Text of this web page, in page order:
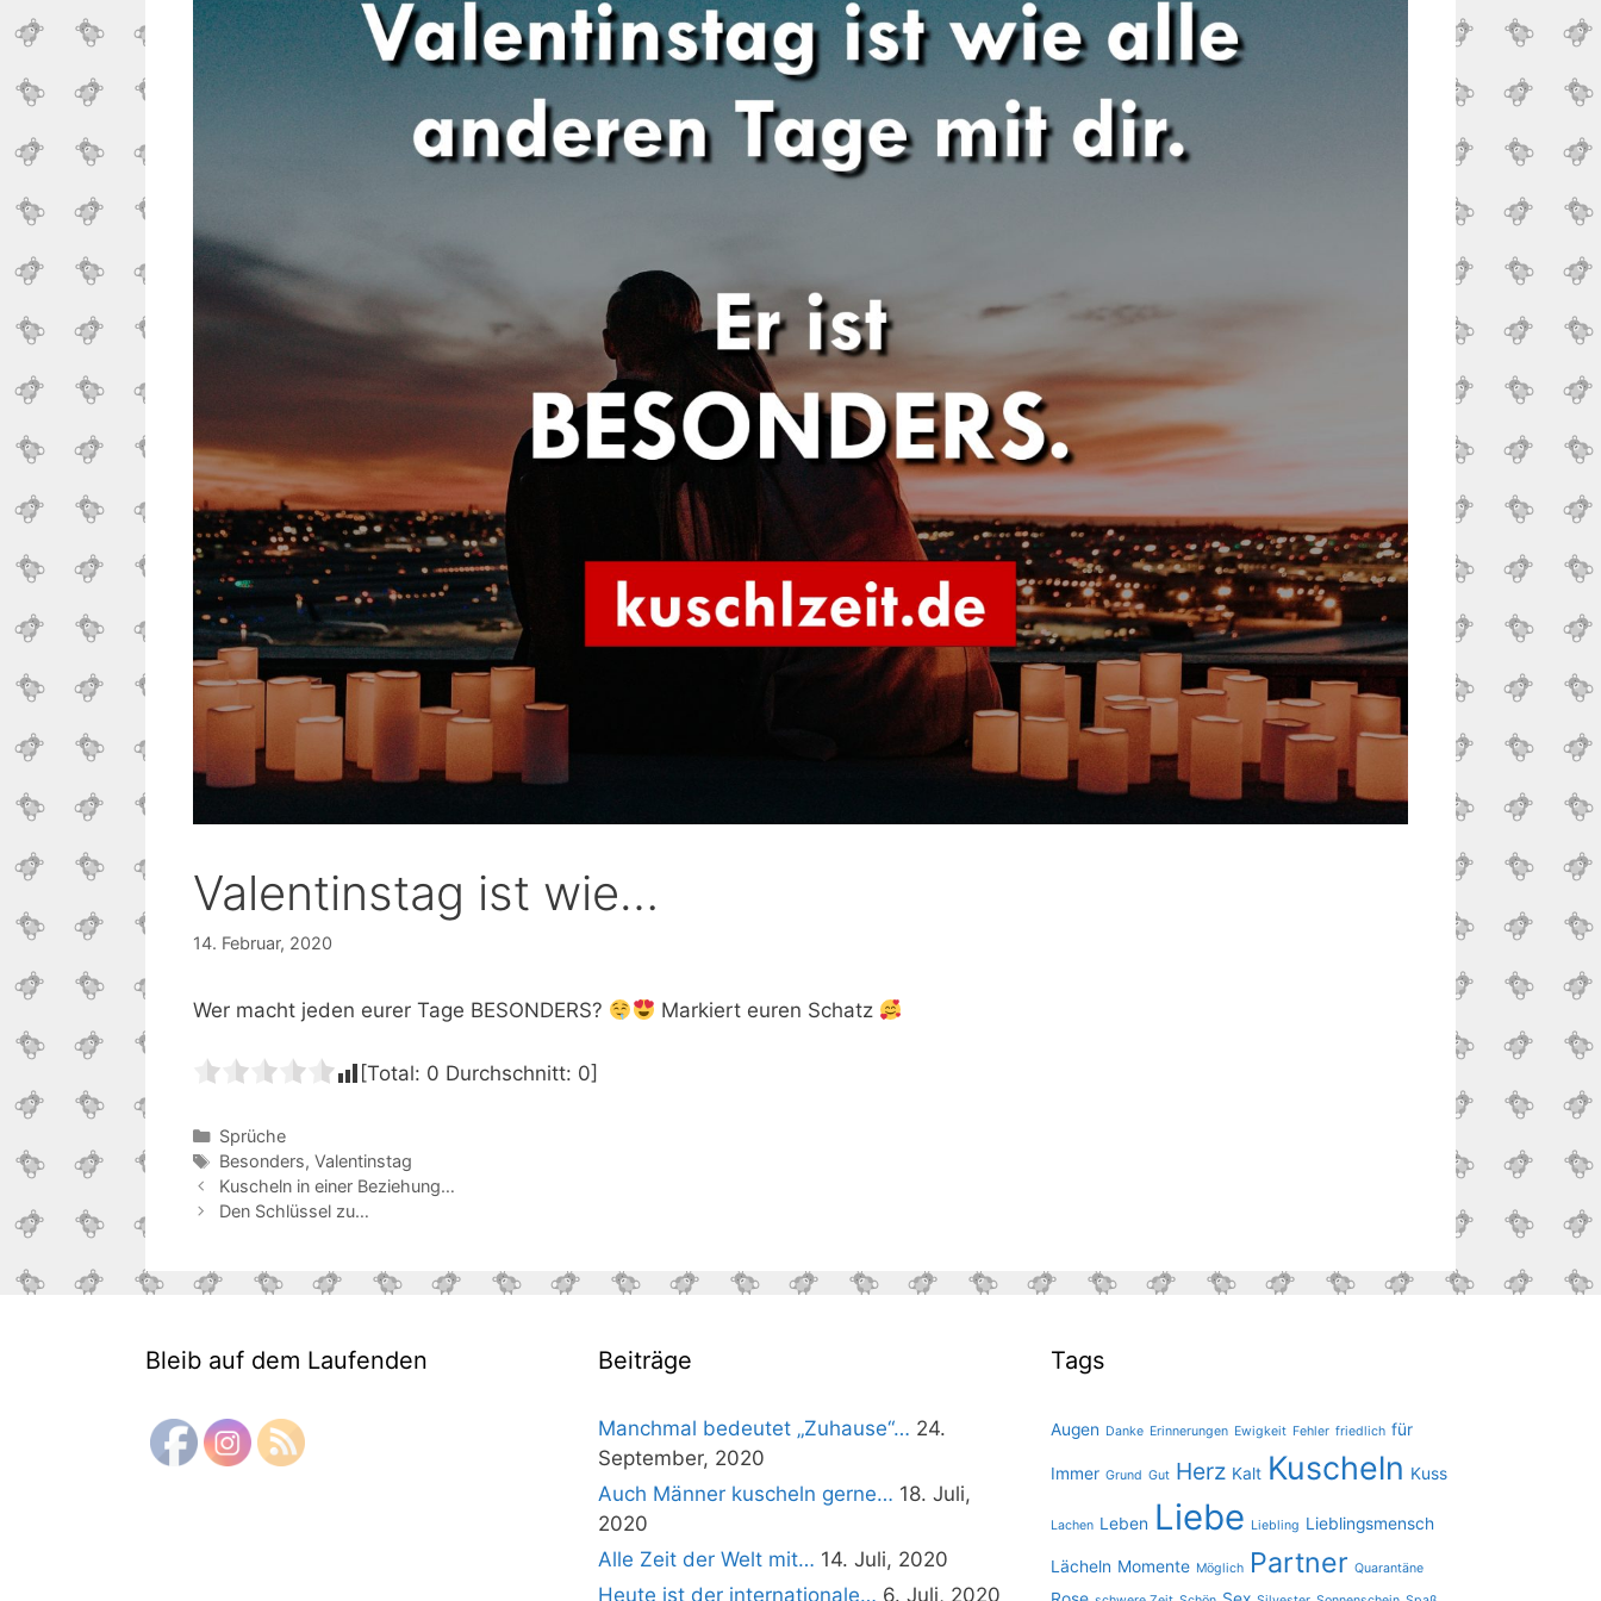
Valentinstag ist wie…
14. Februar, 2020
Wer macht jeden eurer Tage BESONDERS? Markiert euren Schatz
[Total: 0 Durchschnitt: 0]
Kategorien
Sprüche
Schlagwörter
Besonders, Valentinstag
Beitrags-
Navigation
Kuscheln in einer Beziehung…
Den Schlüssel zu…
Bleib auf dem Laufenden Beiträge
Manchmal bedeutet „Zuhause“… 24.
September, 2020
Auch Männer kuscheln gerne… 18. Juli,
2020
Alle Zeit der Welt mit… 14. Juli, 2020
Heute ist der internationale… 6. Juli, 2020
Tags
Augen Danke Erinnerungen Ewigkeit Fehler friedlich für
Immer Grund Gut Herz Kalt Kuscheln Kuss
Lachen Leben Liebe Liebling Lieblingsmensch
Lächeln Momente Möglich Partner Quarantäne